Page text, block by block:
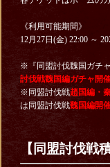
《利用可能期間》
12月27日(金) 22:00 ～
※『同盟討伐魏国ガチ
討伐戦魏国編ガチャ開
※同盟討伐戦趙国編・
は同盟討伐戦魏国編開
【同盟討伐戦